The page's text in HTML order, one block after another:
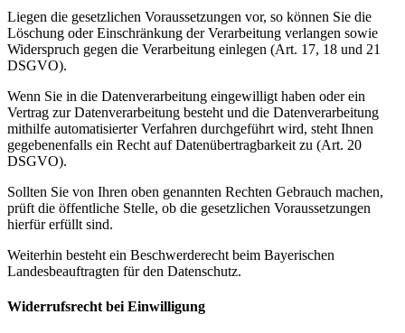
Liegen die gesetzlichen Voraussetzungen vor, so können Sie die
Löschung oder Einschränkung der Verarbeitung verlangen sowie
Widerspruch gegen die Verarbeitung einlegen (Art. 17, 18 und 21
DSGVO).
Wenn Sie in die Datenverarbeitung eingewilligt haben oder ein
Vertrag zur Datenverarbeitung besteht und die Datenverarbeitung
mithilfe automatisierter Verfahren durchgeführt wird, steht Ihnen
gegebenenfalls ein Recht auf Datenübertragbarkeit zu (Art. 20
DSGVO).
Sollten Sie von Ihren oben genannten Rechten Gebrauch machen,
prüft die öffentliche Stelle, ob die gesetzlichen Voraussetzungen
hierfür erfüllt sind.
Weiterhin besteht ein Beschwerderecht beim Bayerischen
Landesbeauftragten für den Datenschutz.
Widerrufsrecht bei Einwilligung